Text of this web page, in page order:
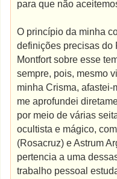
para que não
O princípio da minha
definições precisas do
Montfort sobre esse
sempre, pois, mesmo
minha Crisma, afastei-
me aprofundei
por meio de várias
ocultista e mágico,
(Rosacruz) e Astrum
pertencia a uma
trabalho pessoal